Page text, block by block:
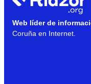
Web líder de
Coruña en Internet.